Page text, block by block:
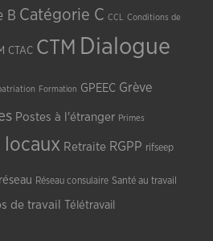
B Catégorie C CCL Conditions de
CTAC CTM Dialogue
Formation GPEEC Grève
Postes à l'étranger Primes
locaux Retraite RGPP rifseep
réseau Réseau consulaire Santé au travail
de travail Télétravail